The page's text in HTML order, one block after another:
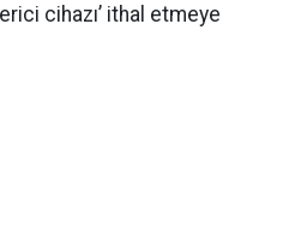
cihazı’ ithal etmeye